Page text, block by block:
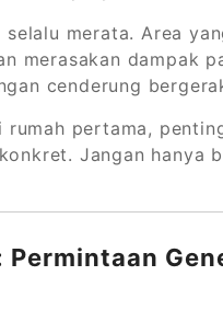
merata. Area
merasakan dampak
cenderung
pertama,
Jangan hanya